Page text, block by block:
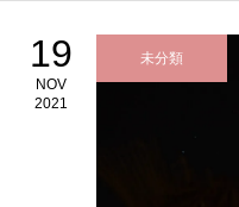
19
NOV
2021
未分類